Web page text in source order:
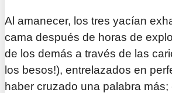
Al amanecer, los tres yacían
cama después de horas de
de los demás a través de las
los besos!), entrelazados en
haber cruzado una palabra más;